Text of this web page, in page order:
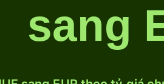
sang